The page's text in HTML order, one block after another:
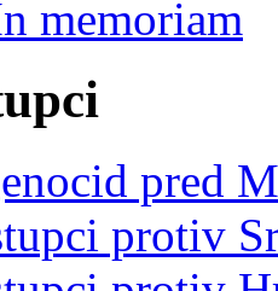
memoriam
pred
protiv